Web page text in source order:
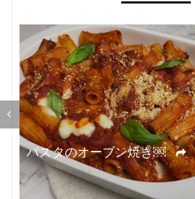
ー
シ
ョ
ン
パスタのオーブン焼き￼